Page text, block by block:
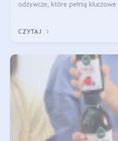
odżywcze, które pełnią
CZYTAJ